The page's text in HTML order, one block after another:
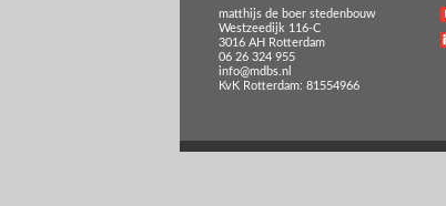
matthijs de boer stedenbouw
Westzeedijk 116-C
3016 AH Rotterdam
06 26 324 955
info@mdbs.nl
KvK Rotterdam: 81554966